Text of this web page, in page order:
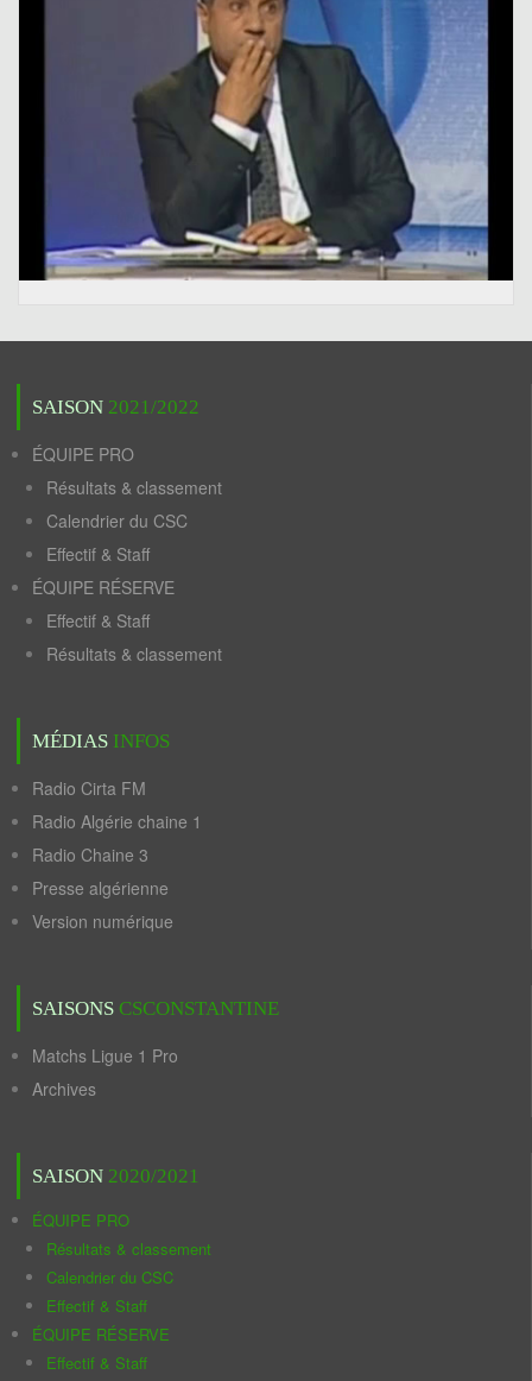
SAISON 2021/2022
ÉQUIPE PRO
Résultats & classement
Calendrier du CSC
Effectif & Staff
ÉQUIPE RÉSERVE
Effectif & Staff
Résultats & classement
MÉDIAS INFOS
Radio Cirta FM
Radio Algérie chaine 1
Radio Chaine 3
Presse algérienne
Version numérique
SAISONS CSCONSTANTINE
Matchs Ligue 1 Pro
Archives
SAISON 2020/2021
ÉQUIPE PRO
Résultats & classement
Calendrier du CSC
Effectif & Staff
ÉQUIPE RÉSERVE
Effectif & Staff